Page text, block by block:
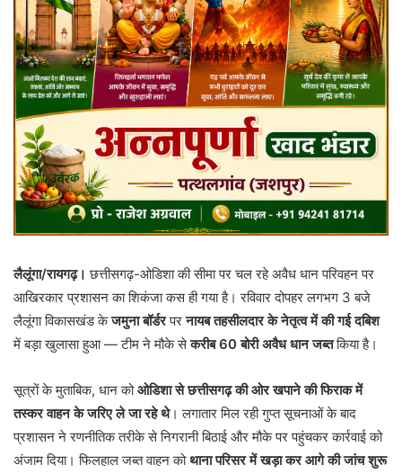
लैलूंगा/रायगढ़। छत्तीसगढ़-ओडिशा की सीमा पर चल रहे अवैध धान परिवहन पर
आखिरकार प्रशासन का शिकंजा कस ही गया है। रविवार दोपहर लगभग 3 बजे
लैलूंगा विकासखंड केजमुना बॉर्डरपरनायब तहसीलदार के नेतृत्व में की गई दबिश
में बड़ा खुलासा हुआ — टीम ने मौके सेकरीब 60 बोरी अवैध धान जब्तकिया है।
सूत्रों के मुताबिक, धान कोओडिशा से छत्तीसगढ़ की ओर खपाने की फिराक में
तस्कर वाहन के जरिए ले जा रहे थे। लगातार मिल रही गुप्त सूचनाओं के बाद
प्रशासन ने रणनीतिक तरीके से निगरानी बिठाई और मौके पर पहुंचकर कार्रवाई को
अंजाम दिया। फिलहाल जब्त वाहन कोथाना परिसर में खड़ा कर आगे की जांच शुरू